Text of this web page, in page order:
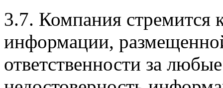
3.7. Компания стремится
информации,
ответственности за